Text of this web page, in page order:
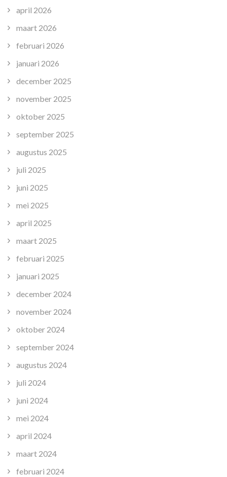
april 2026
maart 2026
februari 2026
januari 2026
december 2025
november 2025
oktober 2025
september 2025
augustus 2025
juli 2025
juni 2025
mei 2025
april 2025
maart 2025
februari 2025
januari 2025
december 2024
november 2024
oktober 2024
september 2024
augustus 2024
juli 2024
juni 2024
mei 2024
april 2024
maart 2024
februari 2024